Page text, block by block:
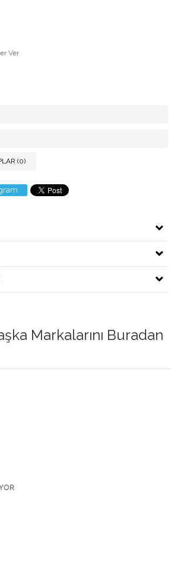
Ver
(0)
Markalarını Buradan